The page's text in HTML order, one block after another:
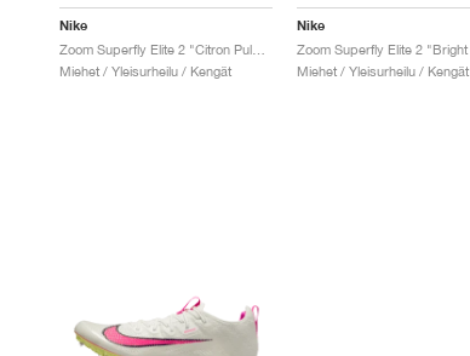
Nike
Miehet / Yleisurheilu / Kengät
Nike
Miehet / Yleisurheilu / Kengät